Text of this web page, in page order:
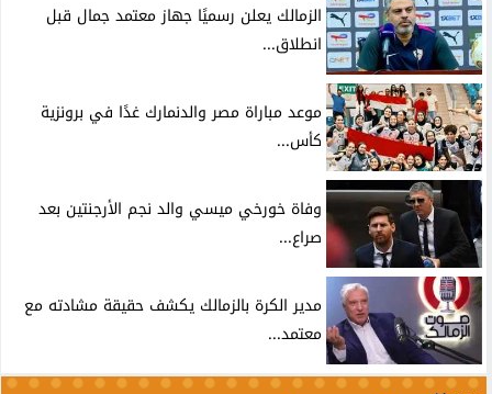
الزمالك يعلن رسميًا جهاز معتمد جمال قبل
انطلاق...
موعد مباراة مصر والدنمارك غدًا في برونزية
كأس...
وفاة خورخي ميسي والد نجم الأرجنتين بعد
صراع...
مدير الكرة بالزمالك يكشف حقيقة مشادته مع
معتمد...